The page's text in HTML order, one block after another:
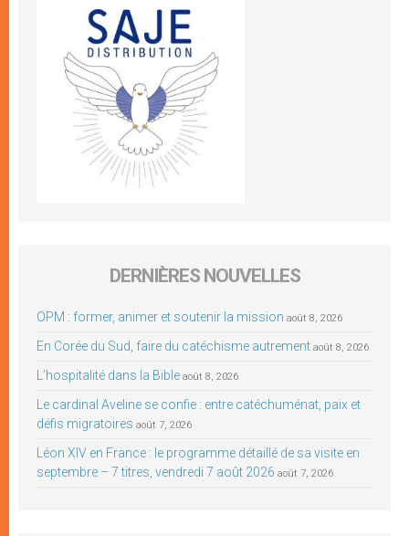
DERNIÈRES NOUVELLES
OPM : former, animer et soutenir la mission août 8, 2026
En Corée du Sud, faire du catéchisme autrement août 8, 2026
L’hospitalité dans la Bible août 8, 2026
Le cardinal Aveline se confie : entre catéchuménat, paix et
défis migratoires août 7, 2026
Léon XIV en France : le programme détaillé de sa visite en
septembre – 7 titres, vendredi 7 août 2026 août 7, 2026